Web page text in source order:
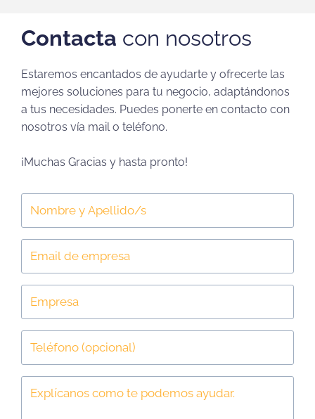
Contacta con nosotros
Estaremos encantados de ayudarte y ofrecerte las
mejores soluciones para tu negocio, adaptándonos
a tus necesidades. Puedes ponerte en contacto con
nosotros vía mail o teléfono.
¡Muchas Gracias y hasta pronto!